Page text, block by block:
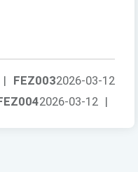
FEZ0032026-03-12
|
2026-03-12 |